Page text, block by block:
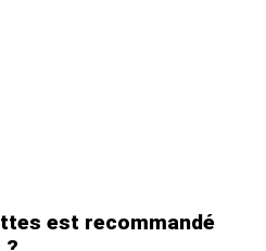
est recommandé